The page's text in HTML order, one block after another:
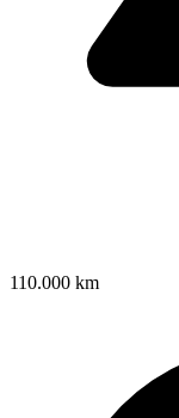
110.000 km